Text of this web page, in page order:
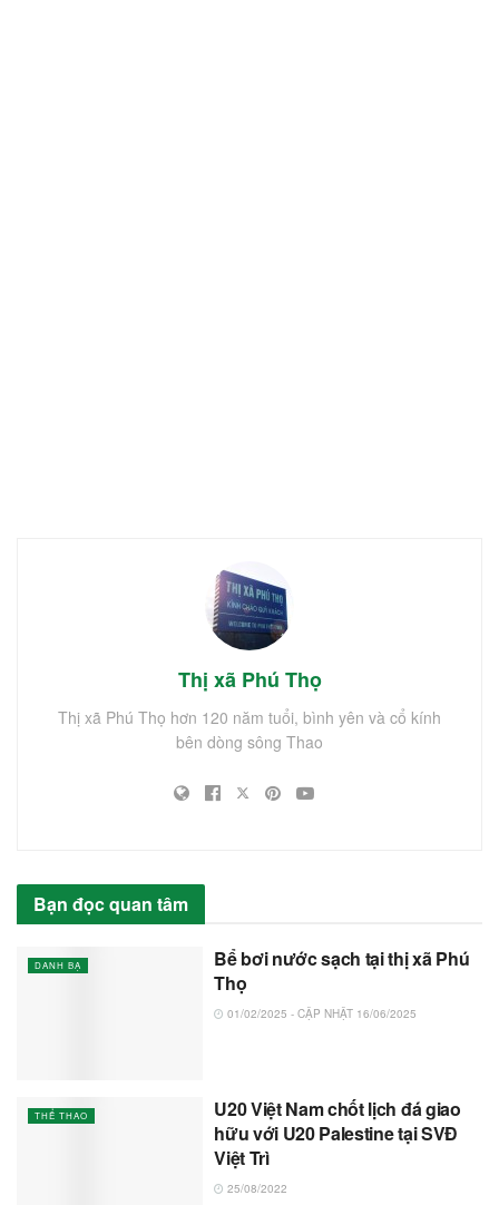
Thị xã Phú Thọ
Thị xã Phú Thọ hơn 120 năm tuổi, bình yên và cổ kính
bên dòng sông Thao
Bạn đọc quan tâm
DANH BẠ
Bể bơi nước sạch tại thị xã Phú
Thọ
01/02/2025 - CẬP NHẬT 16/06/2025
THỂ THAO
U20 Việt Nam chốt lịch đá giao
hữu với U20 Palestine tại SVĐ
Việt Trì
25/08/2022